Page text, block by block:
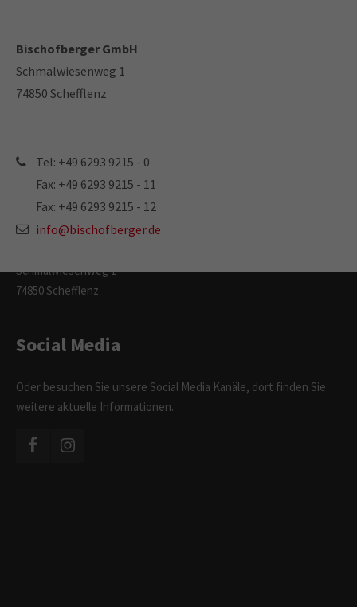
Bischofberger GmbH
Schmalwiesenweg 1
74850 Schefflenz
Tel: +49 6293 9215 - 0
Fax: +49 6293 9215 - 11
Fax: +49 6293 9215 - 12
info@bischofberger.de
Ihr direkter Kontakt zu uns
info@bischofberger.de
Tel: +49 6293 9215 - 0
Schmalwiesenweg 1
74850 Schefflenz
Social Media
Oder besuchen Sie unsere Social Media Kanäle, dort finden Sie
weitere aktuelle Informationen.